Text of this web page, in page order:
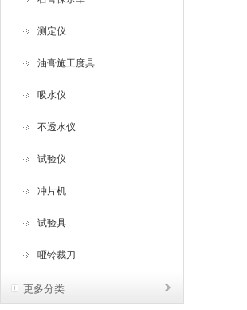
测定仪
油膏施工度具
吸水仪
不透水仪
试验仪
冲片机
试验具
哑铃裁刀
更多分类